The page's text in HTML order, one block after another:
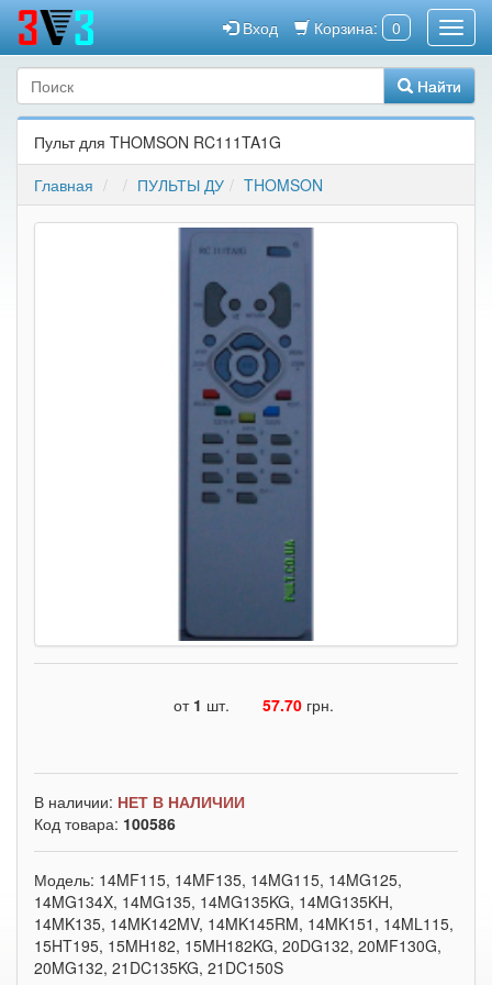
Корзина: 0
Вход
Найти
Пульт для THOMSON RC111TA1G
Главная
ПУЛЬТЫ ДУ THOMSON
от 1 шт. 57.70 грн.
В наличии: НЕТ В НАЛИЧИИ
Код товара: 100586
Модель: 14MF115, 14MF135, 14MG115, 14MG125,
14MG134X, 14MG135, 14MG135KG, 14MG135KH,
14MK135, 14MK142MV, 14MK145RM, 14MK151, 14ML115,
15HT195, 15MH182, 15MH182KG, 20DG132, 20MF130G,
20MG132, 21DC135KG, 21DC150S